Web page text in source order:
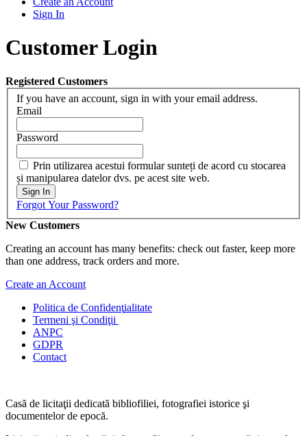
Sign In
Customer Login
Registered Customers
If you have an account, sign in with your email address.
Email
Password
Prin utilizarea acestui formular sunteți de acord cu stocarea
și manipularea datelor dvs. pe acest site web.
Sign In
Forgot Your Password?
New Customers
Creating an account has many benefits: check out faster, keep more
than one address, track orders and more.
Create an Account
Politica de Confidenţialitate
Termeni şi Condiţii
ANPC
GDPR
Contact
Casă de licitaţii dedicată bibliofiliei, fotografiei istorice şi
documentelor de epocă.